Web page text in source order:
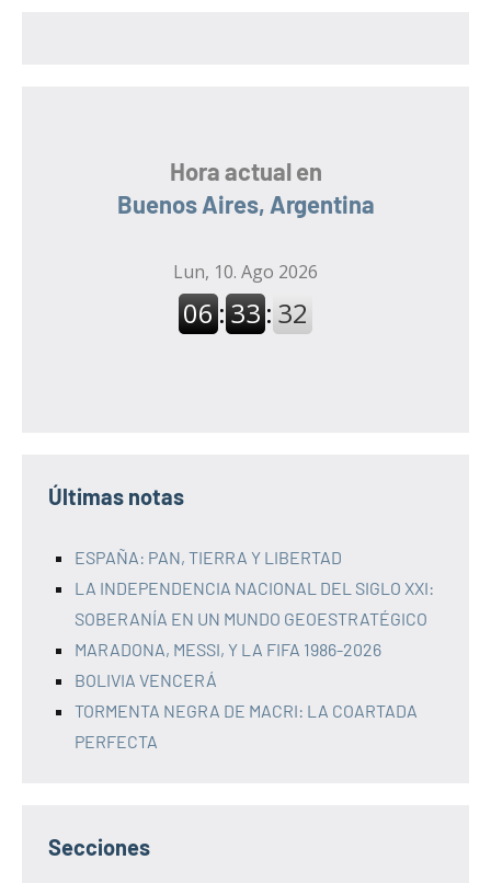
Hora actual en
Buenos Aires, Argentina
Últimas notas
ESPAÑA: PAN, TIERRA Y LIBERTAD
LA INDEPENDENCIA NACIONAL DEL SIGLO XXI:
SOBERANÍA EN UN MUNDO GEOESTRATÉGICO
MARADONA, MESSI, Y LA FIFA 1986-2026
BOLIVIA VENCERÁ
TORMENTA NEGRA DE MACRI: LA COARTADA
PERFECTA
Secciones